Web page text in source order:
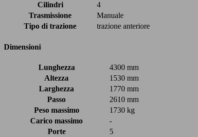
Cilindri
4
Trasmissione
Manuale
Tipo di trazione
trazione anteriore
Dimensioni
Lunghezza
4300 mm
Altezza
1530 mm
Larghezza
1770 mm
Passo
2610 mm
Peso massimo
1730 kg
Carico massimo
-
Porte
5